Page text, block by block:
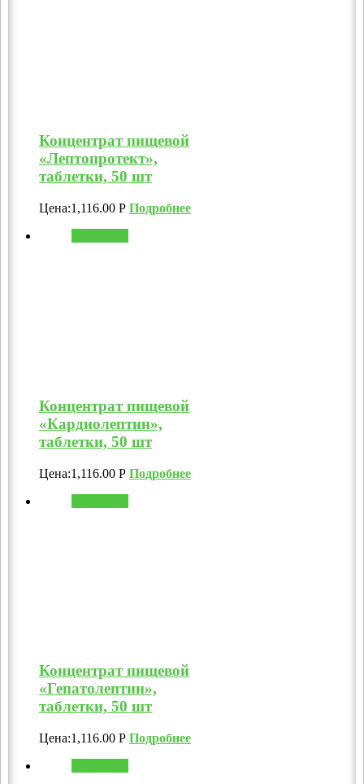
Концентрат пищевой
«Лептопротект»,
таблетки, 50 шт
Цена:1,116.00 Р Подробнее
Концентрат пищевой
«Кардиолептин»,
таблетки, 50 шт
Цена:1,116.00 Р Подробнее
Концентрат пищевой
«Гепатолептин»,
таблетки, 50 шт
Цена:1,116.00 Р Подробнее